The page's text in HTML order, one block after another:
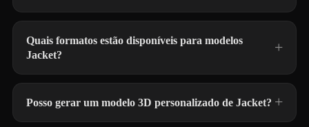
Quais formatos estão disponíveis para modelos
Jacket?
Posso gerar um modelo 3D personalizado de Jacket?